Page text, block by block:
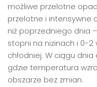
możliwe przelotne
przelotne i intensywne
niż poprzedniego dnia
stopni na nizinach i 0-2
chłodniej. W ciągu
gdzie temperatura
obszarze bez zmian.